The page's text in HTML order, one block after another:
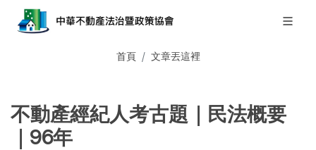
首頁 文章丟這裡
不動產經紀人考古題｜民法概要
｜96年